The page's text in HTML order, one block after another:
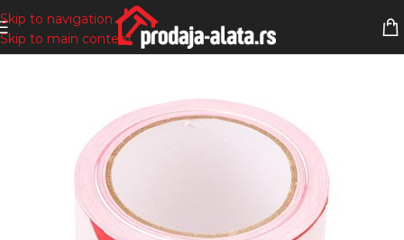
Skip to navigation
Skip to main content